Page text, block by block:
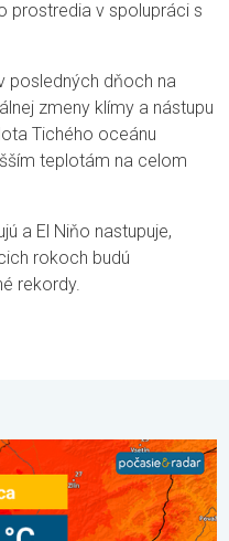
prostredia v spolupráci s
posledných dňoch na
zmeny klímy a nástupu
Tichého oceánu
teplotám na celom
a El Niňo nastupuje,
rokoch budú
rekordy.
teploty. Extrémne horúčavy